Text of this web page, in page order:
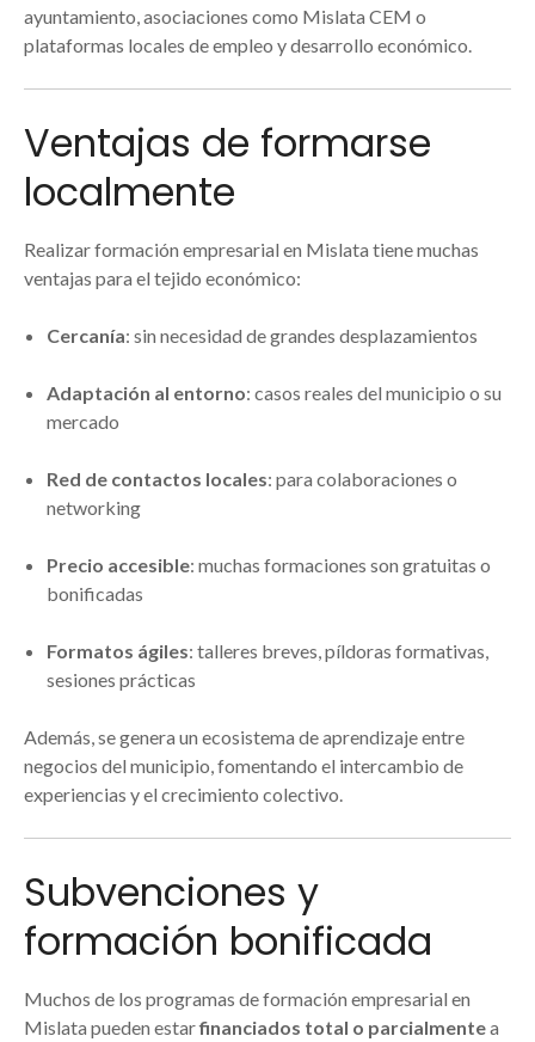
ayuntamiento, asociaciones como Mislata CEM o
plataformas locales de empleo y desarrollo económico.
Ventajas de formarse
localmente
Realizar formación empresarial en Mislata tiene muchas
ventajas para el tejido económico:
Cercanía: sin necesidad de grandes desplazamientos
Adaptación al entorno: casos reales del municipio o su
mercado
Red de contactos locales: para colaboraciones o
networking
Precio accesible: muchas formaciones son gratuitas o
bonificadas
Formatos ágiles: talleres breves, píldoras formativas,
sesiones prácticas
Además, se genera un ecosistema de aprendizaje entre
negocios del municipio, fomentando el intercambio de
experiencias y el crecimiento colectivo.
Subvenciones y
formación bonificada
Muchos de los programas de formación empresarial en
Mislata pueden estarfinanciados total o parcialmentea